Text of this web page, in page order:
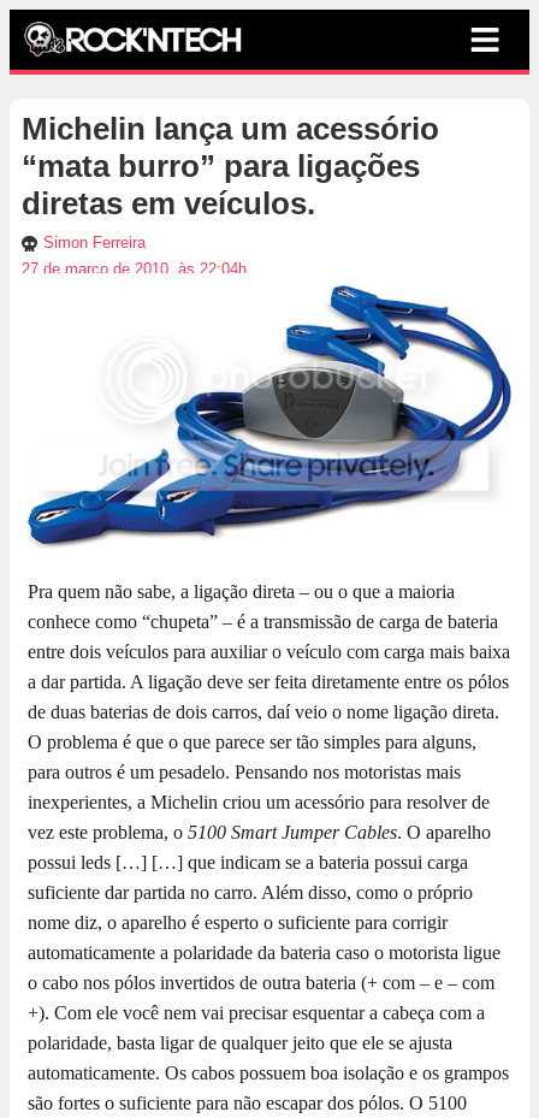
Michelin lança um acessório
“mata burro” para ligações
diretas em veículos.
Simon Ferreira
27 de março de 2010, às 22:04h
Pra quem não sabe, a ligação direta – ou o que a maioria
conhece como “chupeta” – é a transmissão de carga de bateria
entre dois veículos para auxiliar o veículo com carga mais baixa
a dar partida. A ligação deve ser feita diretamente entre os pólos
de duas baterias de dois carros, daí veio o nome ligação direta.
O problema é que o que parece ser tão simples para alguns,
para outros é um pesadelo. Pensando nos motoristas mais
inexperientes, a Michelin criou um acessório para resolver de
vez este problema, o 5100 Smart Jumper Cables. O aparelho
possui leds […] […] que indicam se a bateria possui carga
suficiente dar partida no carro. Além disso, como o próprio
nome diz, o aparelho é esperto o suficiente para corrigir
automaticamente a polaridade da bateria caso o motorista ligue
o cabo nos pólos invertidos de outra bateria (+ com – e – com
+). Com ele você nem vai precisar esquentar a cabeça com a
polaridade, basta ligar de qualquer jeito que ele se ajusta
automaticamente. Os cabos possuem boa isolação e os grampos
são fortes o suficiente para não escapar dos pólos. O 5100